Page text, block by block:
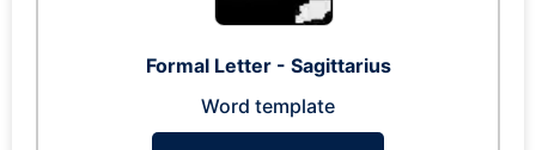
Formal Letter - Sagittarius
Word template